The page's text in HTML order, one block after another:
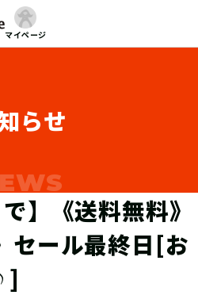
マイページ
らせ
】《送料無料》
セール最終日[お